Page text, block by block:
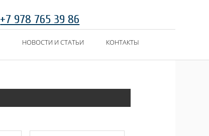
+7 978 765 39 86
НОВОСТИ И СТАТЬИ КОНТАКТЫ